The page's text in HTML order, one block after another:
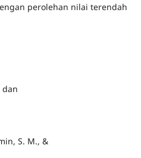
perolehan nilai terendah
dan
S. M., &